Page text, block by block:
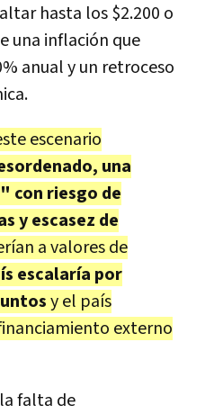
hasta los $2.200 o
una inflación que
anualy un retroceso
.
escenario
, una
con riesgo de
y escasez de
a valores de
escalaría por
y el país
externo
falta de